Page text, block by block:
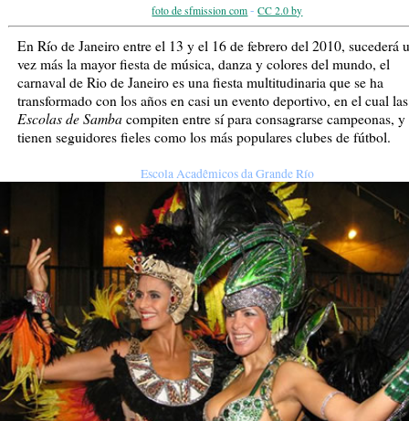
foto de sfmission com -CC 2.0 by
En Río de Janeiro entre el 13 y el 16 de febrero del 2010, sucederá
vez más la mayor fiesta de música, danza y colores del mundo, el
carnaval de Rio de Janeiro es una fiesta multitudinaria que se ha
transformado con los años en casi un evento deportivo, en el cual las
Escolas de Sambacompiten entre sí para consagrarse campeonas, y
tienen seguidores fieles como los más populares clubes de fútbol.
Escola Acadêmicos da Grande Río